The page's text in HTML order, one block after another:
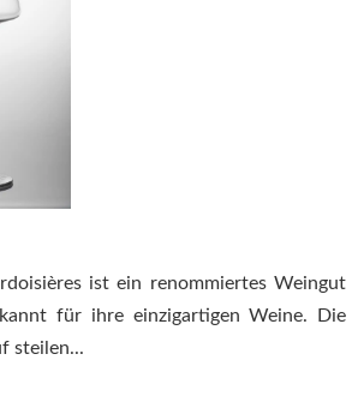
ist ein renommiertes Weingut
für ihre einzigartigen Weine. Die
steilen...